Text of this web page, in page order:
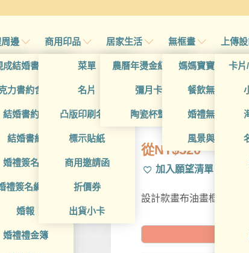
邊
成結婚書約夾
力書約含木座
結婚書約組
結婚書約
婚禮簽名簿
禮簽名綢(p)
婚報
婚禮禮金簿
商用印品
菜單
名片
凸版印刷名片
標示貼紙
商用邀請函
折價券
出貨小卡
居家生活
農曆年燙金紅包袋
彌月卡
陶瓷杯墊
無框畫
媽媽寶寶無框畫
餐飲無框畫
婚禮無框畫
風景與藝術
上傳
卡片
從NT$520
加入願望清單
設計款畫布油畫框，可
預